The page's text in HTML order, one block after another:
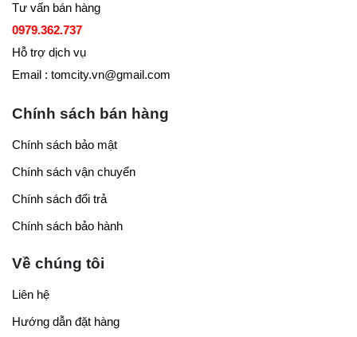
Tư vấn bán hàng
0979.362.737
Hỗ trợ dịch vụ
Email : tomcity.vn@gmail.com
Chính sách bán hàng
Chính sách bảo mật
Chính sách vận chuyển
Chính sách đổi trả
Chính sách bảo hành
Về chúng tôi
Liên hệ
Hướng dẫn đặt hàng